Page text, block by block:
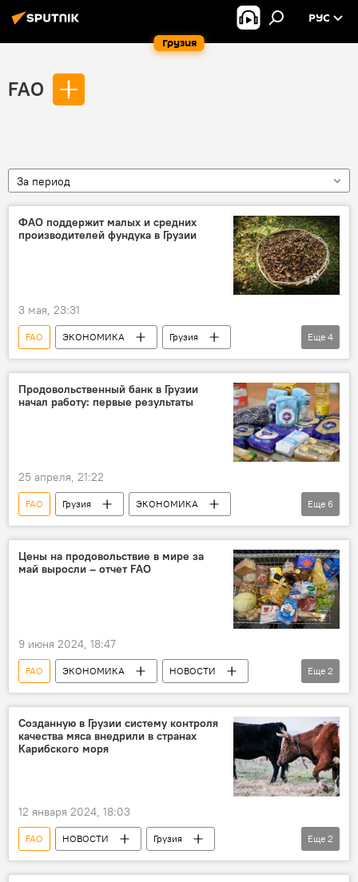
Грузия
РУС
FAO
За период
ФАО поддержит малых и средних
производителей фундука в Грузии
3 мая, 23:31
FAO ЭКОНОМИКА
Грузия
НОВОСТИ
Самегрело-Земо Сванети
Гурия
Швеция
Еще 4
Продовольственный банк в Грузии
начал работу: первые результаты
25 апреля, 21:22
FAO Грузия
ЭКОНОМИКА
НОВОСТИ
Поти
Кахети
ООН
Тбилиси продукты питания
Еще 6
Цены на продовольствие в мире за
май выросли – отчет FAO
9 июня 2024, 18:47
FAO ЭКОНОМИКА
НОВОСТИ
Грузия
цены
Еще 2
Созданную в Грузии систему контроля
качества мяса внедрили в странах
Карибского моря
12 января 2024, 18:03
FAO НОВОСТИ
Грузия
ОБЩЕСТВО
Сельское хозяйство Грузии
Еще 2